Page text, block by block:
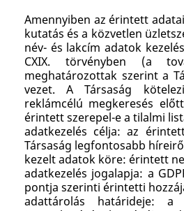
Amennyiben az érintett
kutatás és a közvetlen
név- és lakcím adatok
CXIX. törvényben (a
meghatározottak szerint a
vezet. A Társaság
reklámcélú megkeresés
érintett szerepel-e a tilalmi
adatkezelés célja: az
Társaság legfontosabb
kezelt adatok köre: érintett
adatkezelés jogalapja: a
pontja szerinti érintetti
adattárolás határideje: a